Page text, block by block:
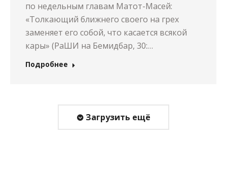
по недельным главам Матот-Масей:
«Толкающий ближнего своего на грех
заменяет его собой, что касается всякой
кары» (РаШИ на Бемидбар, 30:…
Подробнее
Загрузить ещё